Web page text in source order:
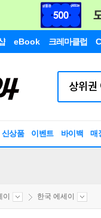
eBook 크레마클럽
신상품 이벤트 바이백 매
한국 에세이